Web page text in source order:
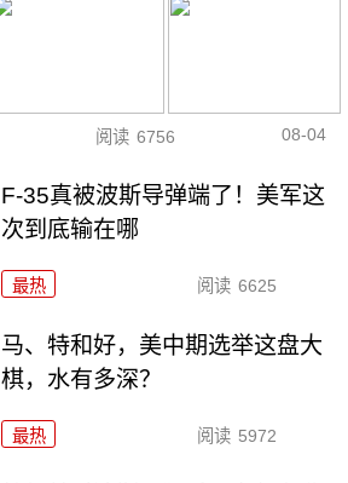
阅读 6756 08-04
F-35真被波斯导弹端了！美军这
次到底输在哪
最热 阅读 6625
马、特和好，美中期选举这盘大
棋，水有多深？
最热 阅读 5972